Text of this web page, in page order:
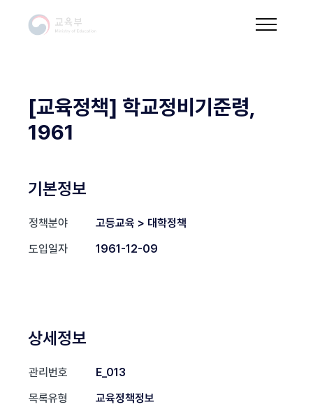
[교육정책] 학교정비기준령,
1961
기본정보
정책분야
고등교육 > 대학정책
도입일자
1961-12-09
상세정보
관리번호
E_013
목록유형
교육정책정보